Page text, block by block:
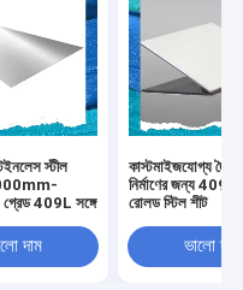
স্টীল
409L সঙ্গে
দাম
কাস্টমাইজযোগ্য
নির্মাণের জন্য 409L
রোলড স্টিল শীট
ভালো দাম